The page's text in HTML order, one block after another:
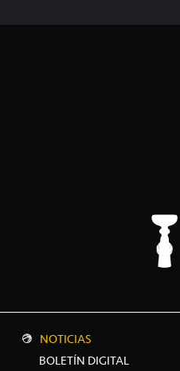
NOTICIAS
BOLETÍN DIGITAL